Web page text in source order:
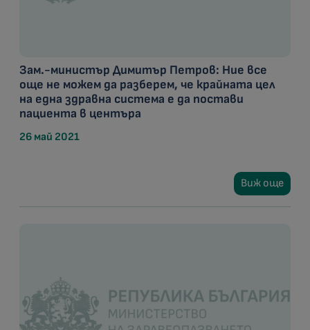
Зам.-министър Димитър Петров: Ние все
още не можем да разберем, че крайната цел
на една здравна система е да постави
пациента в центъра
26 май 2021
Виж още